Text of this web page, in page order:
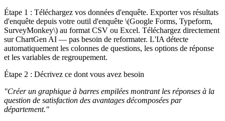
Étape 1 : Téléchargez vos données d'enquête. Exporter vos résultats
d'enquête depuis votre outil d'enquête \(Google Forms, Typeform,
SurveyMonkey\) au format CSV ou Excel. Téléchargez directement
sur ChartGen AI — pas besoin de reformater. L'IA détecte
automatiquement les colonnes de questions, les options de réponse
et les variables de regroupement.
Étape 2 : Décrivez ce dont vous avez besoin
"Créer un graphique à barres empilées montrant les réponses à la
question de satisfaction des avantages décomposées par
département."